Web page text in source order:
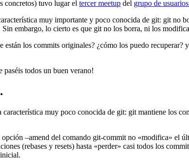
concretos) tuvo lugar el tercer meetup del grupo de
muy importante y poco conocida de git: git no
embargo, lo cierto es que git no los borra, ni los
están los commits originales? ¿cómo los puedo
paséis todos un buen verano!
muy poco conocida de git: git mantiene los
–amend del comando git-commit no «modifica» el
(rebases y resets) hasta «perder» casi todos los